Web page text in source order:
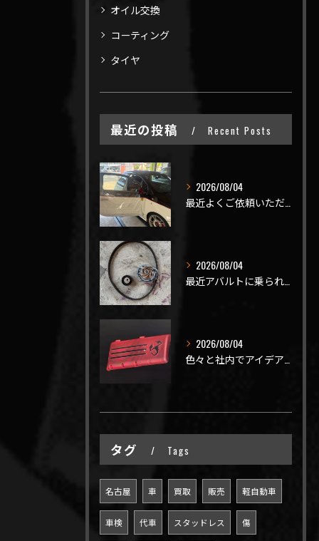
オイル交換
コーティング
タイヤ
最近の投稿 Recent Posts
2026/08/04
2026/08/04
2026/08/04
タグ Tags
名古屋 車 買取 販売 軽自動車
車検 代車 スタッドレス 傷